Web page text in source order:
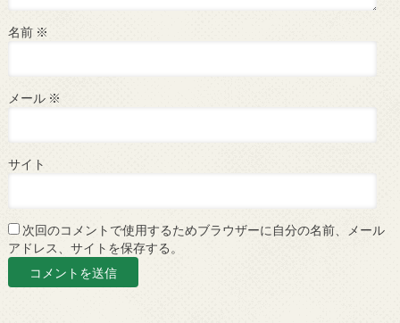
名前 ※
メール ※
サイト
次回のコメントで使用するためブラウザーに自分の名前、メール
アドレス、サイトを保存する。